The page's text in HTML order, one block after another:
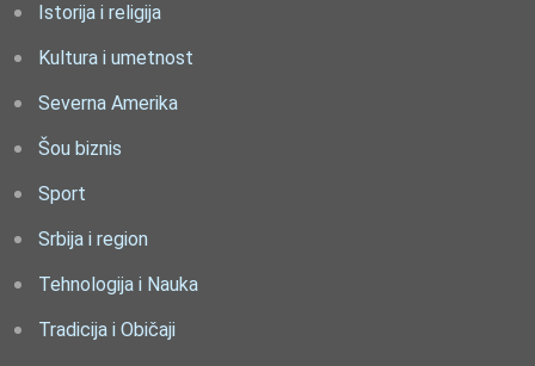
Istorija i religija
Kultura i umetnost
Severna Amerika
Šou biznis
Sport
Srbija i region
Tehnologija i Nauka
Tradicija i Običaji